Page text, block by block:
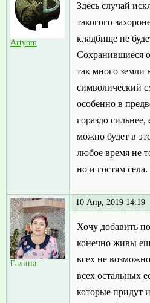
Artyom
Здесь случай
такогого
кладбище не
Сохранившиеся
так много земли
символический
особенно в
гораздо
можно будет в
любое время не
но и гостям села.
Галина
10 Апр, 2019 14:19
Хочу добавить
конечно живы
всех не
всех остальных
которые придут